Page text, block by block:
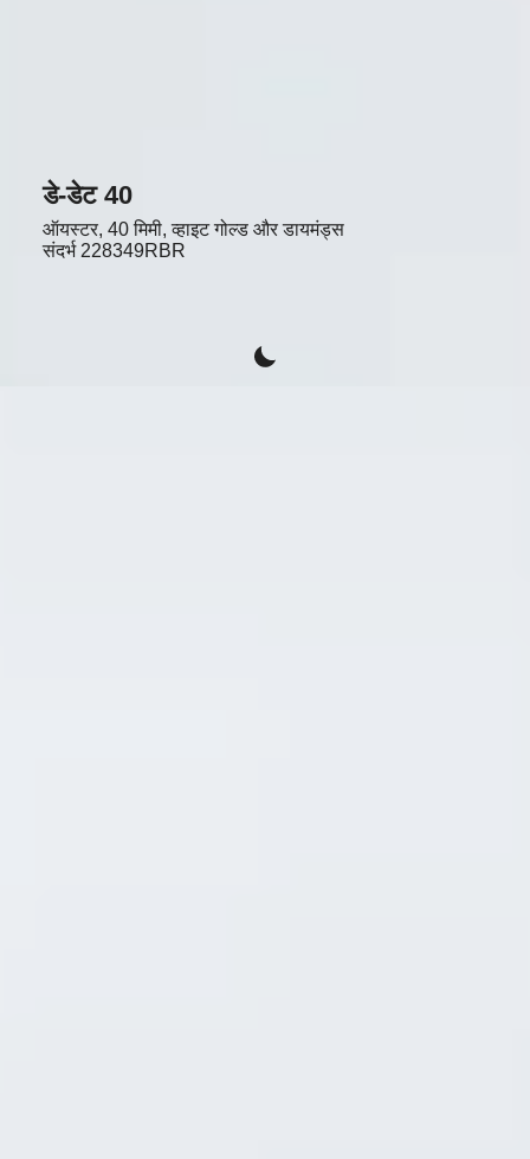
डे-डेट 40
ऑयस्टर, 40 मिमी, व्हाइट गोल्ड और डायमंड्स
संदर्भ 228349RBR